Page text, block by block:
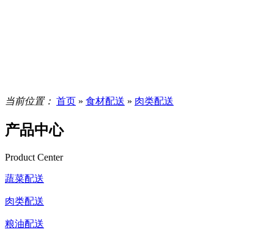
当前位置： 首页 » 食材配送 » 肉类配送
产品中心
Product Center
蔬菜配送
肉类配送
粮油配送